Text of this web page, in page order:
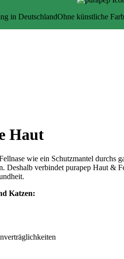
in DeutschlandOhne künstliche
Haut
wie ein Schutzmantel
Deshalb verbindet purapep Haut
Katzen: